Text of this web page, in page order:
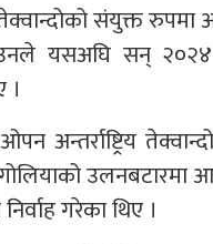
संयुक्त रुपमा
यसअघि सन् २०२४
।
उलनबटारमा
गरेका थिए ।